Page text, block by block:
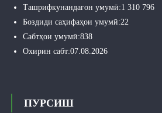
Ташрифкунандагон умумӣ:1 310 796
Боздиди саҳифаҳои умумӣ:22
Сабтҳои умумӣ:838
Охирин сабт:07.08.2026
ПУРСИШ